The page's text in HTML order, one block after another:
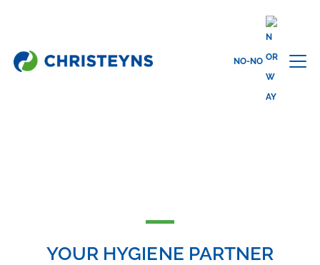
NO-NO
Hjem Våre Industrier
YOUR HYGIENE PARTNER